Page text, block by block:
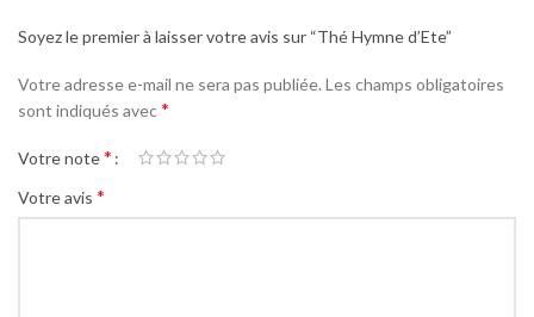
Soyez le premier à laisser votre avis sur “Thé Hymne d’Ete”
Votre adresse e-mail ne sera pas publiée. Les champs obligatoires
sont indiqués avec*
Votre note*
Votre avis *